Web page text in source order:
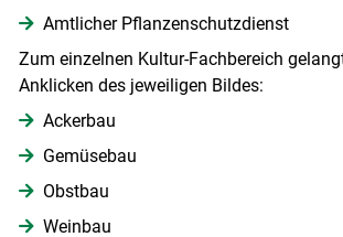
Amtlicher Pflanzenschutzdienst
Zum einzelnen Kultur-Fachbereich
Anklicken des jeweiligen Bildes:
Ackerbau
Gemüsebau
Obstbau
Weinbau